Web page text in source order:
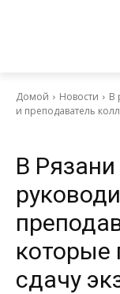
Домой Новости В
и преподаватель
В
которые
сдачу